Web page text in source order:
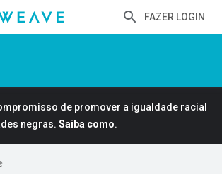
FAZER LOGIN
de promover a igualdade racial
negras. Saiba como.